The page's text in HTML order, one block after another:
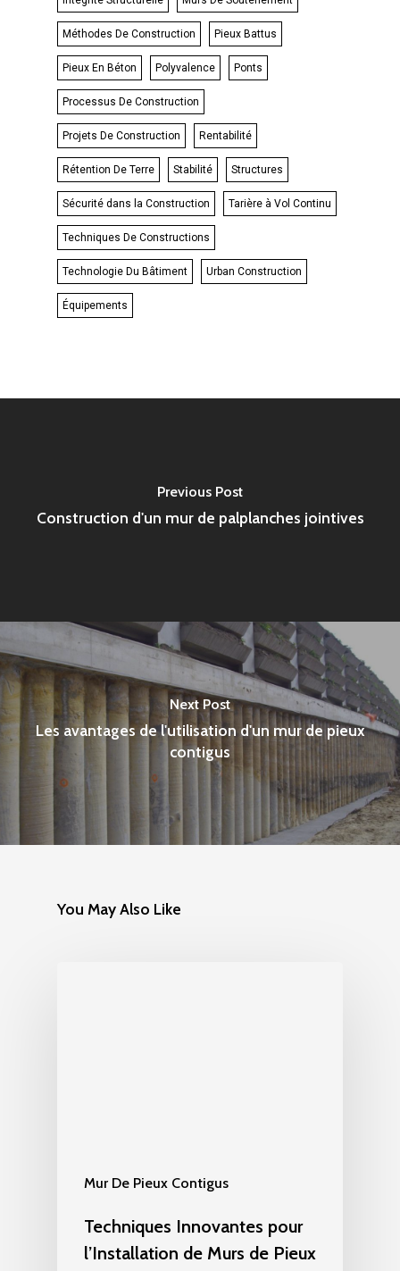
Méthodes De Construction Pieux Battus
Pieux En Béton Polyvalence Ponts
Processus De Construction
Projets De Construction Rentabilité
Rétention De Terre Stabilité Structures
Sécurité dans la Construction Tarière à Vol Continu
Techniques De Constructions
Technologie Du Bâtiment Urban Construction
Équipements
Previous Post
Construction d'un mur de palplanches jointives
Next Post
Les avantages de l'utilisation d'un mur de pieux
contigus
You May Also Like
Mur De Pieux Contigus
Techniques Innovantes pour
l’Installation de Murs de Pieux